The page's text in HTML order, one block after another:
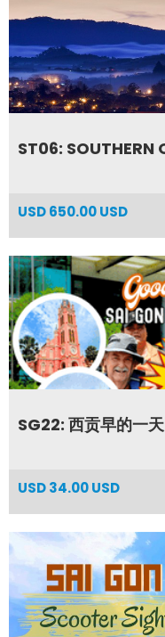
ST06: SOUTHERN
USD650.00 USD
SG22: 西贡早的一天
USD34.00 USD